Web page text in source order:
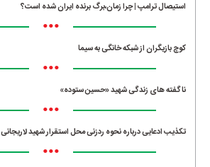
استیصال ترامپ | چرا زمان،برگ برنده ایران شده است؟
•••
کوچ بازیگران از شبکه خانگی به سیما
•••
ناگفته های زندگی شهید «حسین ستوده»
•••
تکذیب ادعایی درباره نحوه ردزنی محل استقرار شهید لاریجانی
•••